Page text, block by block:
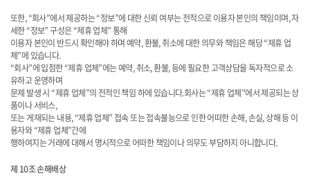
또한, “회사”에서 제공하는 “정보”에 대한 신뢰 여부는 전적으로 이용자 본인의 책임이며, 자
세한 “정보” 구성은 “제휴 업체” 통해
이용자 본인이 반드시 확인해야 하며 예약, 환불, 취소에 대한 의무와 책임은 해당 “제휴 업
체”에 있습니다.
“회사”에 입점한 “제휴 업체”에는 예약, 취소, 환불, 등에 필요한 고객상담을 독자적으로 소
유하고 운영하며
문제 발생 시 “제휴 업체”의 전적인 책임 하에 있습니다.회사는 “제휴 업체”에서 제공되는 상
품이나 서비스,
또는 게재되는 내용, “제휴 업체” 접속 또는 접속불능으로 인한 어떠한 손해, 손실, 상해 등 이
용자와 “제휴 업체”간에
행하여지는 거래에 대해서 명시적으로 어떠한 책임이나 의무도 부담하지 아니합니다.
제 10조 손해배상